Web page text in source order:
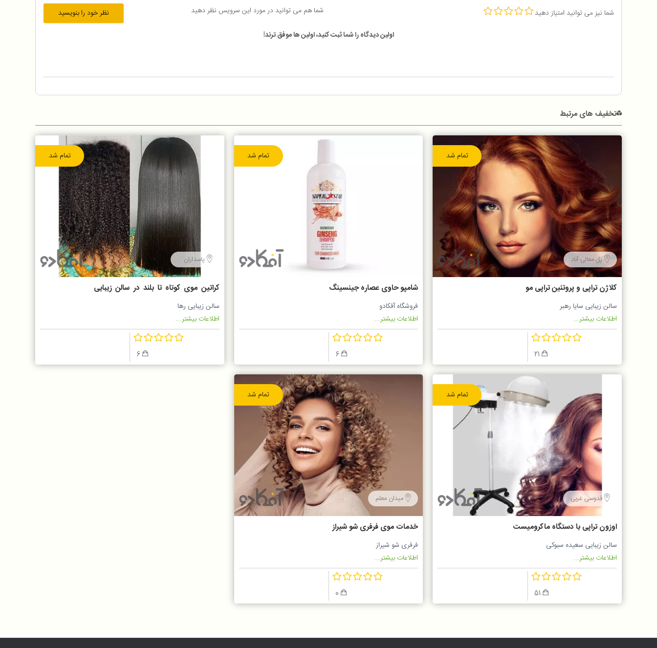
شما نیز می توانید امتیاز دهید شما هم می توانید در مورد این سرویس نظر دهید
نظر خود را بنویسید
اولین دیدگاه را شما ثبت کنید، اولین ها موفق ترند!
تخفیف های مرتبط
تمام شد
پل معالی آباد
کلاژن تراپی و پروتئین تراپی مو
سالن زیبایی سایا رهبر
اطلاعات بیشتر...
تمام شد
شامپو حاوی عصاره جینسینگ
فروشگاه آفکادو
اطلاعات بیشتر...
6
تمام شد
پاسداران
کراتین موی کوتاه تا بلند در سالن زیبایی
سالن زیبایی رها
اطلاعات بیشتر...
6
تمام شد
قدوسی غربی
اوزون تراپی با دستگاه ماکرومیست
سالن زیبایی سعیده سبوکی
اطلاعات بیشتر...
تمام شد
میدان معلم
خدمات موی فرفری شو شیراز
فرفری شو شیراز
اطلاعات بیشتر...
0